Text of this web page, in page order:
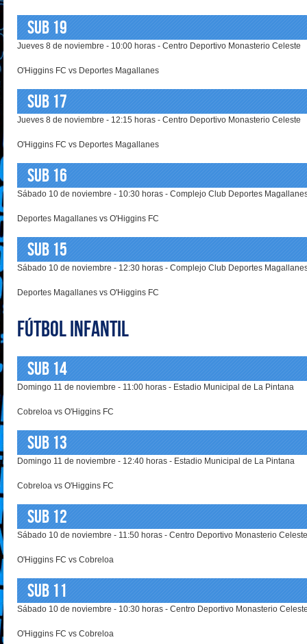
SUB 19
Jueves 8 de noviembre - 10:00 horas - Centro Deportivo Monasterio Celeste
O'Higgins FC vs Deportes Magallanes
SUB 17
Jueves 8 de noviembre - 12:15 horas - Centro Deportivo Monasterio Celeste
O'Higgins FC vs Deportes Magallanes
SUB 16
Sábado 10 de noviembre - 10:30 horas - Complejo Club Deportes
Deportes Magallanes vs O'Higgins FC
SUB 15
Sábado 10 de noviembre - 12:30 horas - Complejo Club Deportes
Deportes Magallanes vs O'Higgins FC
FÚTBOL INFANTIL
SUB 14
Domingo 11 de noviembre - 11:00 horas - Estadio Municipal de La Pintana
Cobreloa vs O'Higgins FC
SUB 13
Domingo 11 de noviembre - 12:40 horas - Estadio Municipal de La Pintana
Cobreloa vs O'Higgins FC
SUB 12
Sábado 10 de noviembre - 11:50 horas - Centro Deportivo Monasterio Celeste
O'Higgins FC vs Cobreloa
SUB 11
Sábado 10 de noviembre - 10:30 horas - Centro Deportivo Monasterio
O'Higgins FC vs Cobreloa